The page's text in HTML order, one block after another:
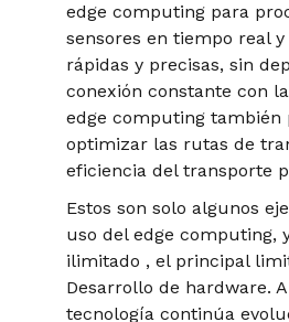
edge computing para
sensores en tiempo real
rápidas y precisas, sin
conexión constante con
edge computing también
optimizar las rutas de
eficiencia del transporte
Estos son solo algunos
uso del edge computing,
ilimitado , el principal
Desarrollo de hardware.
tecnología continúa